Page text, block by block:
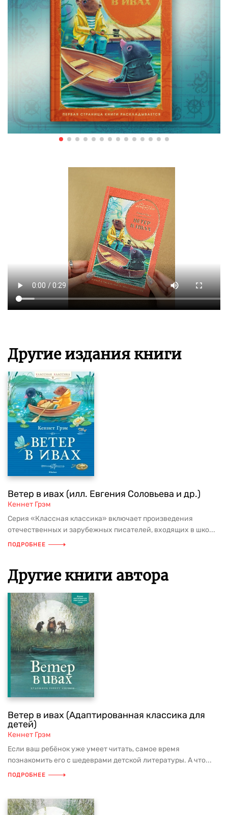
Другие издания книги
Ветер в ивах (илл. Евгения Соловьева и др.)
Кеннет Грэм
Серия «Классная классика» включает произведения
отечественных и зарубежных писателей, входящих в шко...
ПОДРОБНЕЕ
Другие книги автора
Ветер в ивах (Адаптированная классика для
детей)
Кеннет Грэм
Если ваш ребёнок уже умеет читать, самое время
познакомить его с шедеврами детской литературы. А что...
ПОДРОБНЕЕ